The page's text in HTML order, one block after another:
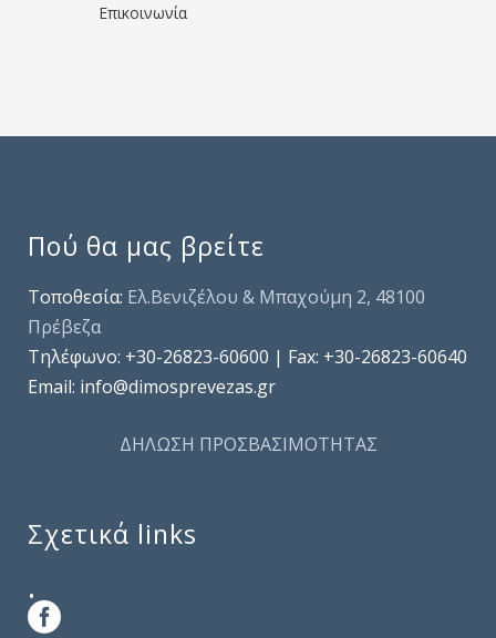
Επικοινωνία
Πού θα μας βρείτε
Τοποθεσία: Ελ.Βενιζέλου & Μπαχούμη 2, 48100
Πρέβεζα
Τηλέφωνo: +30-26823-60600 | Fax: +30-26823-60640
Email: info@dimosprevezas.gr
ΔΗΛΩΣΗ ΠΡΟΣΒΑΣΙΜΟΤΗΤΑΣ
Σχετικά links
.